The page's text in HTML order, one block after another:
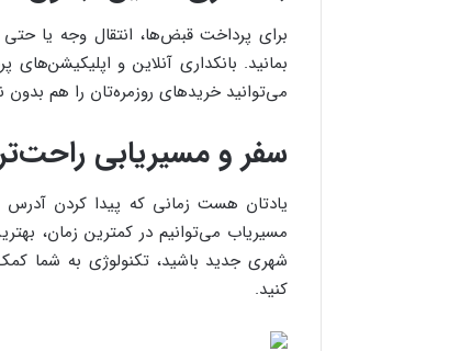
برای پرداخت قبض‌ها، انتقال وجه یا
بمانید. بانکداری آنلاین و
می‌توانید خریدهای روزمره‌تان را هم
سفر و مسیریابی
یادتان هست زمانی که پیدا کردن
مسیریاب می‌توانیم در کمترین زمان،
شهری جدید باشید، تکنولوژی به شما
کنید.